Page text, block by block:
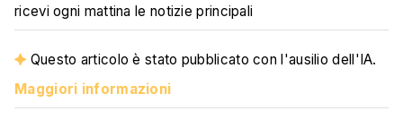
ricevi ogni mattina le notizie principali
Questo articolo è stato pubblicato con l'ausilio dell'IA.
Maggiori informazioni